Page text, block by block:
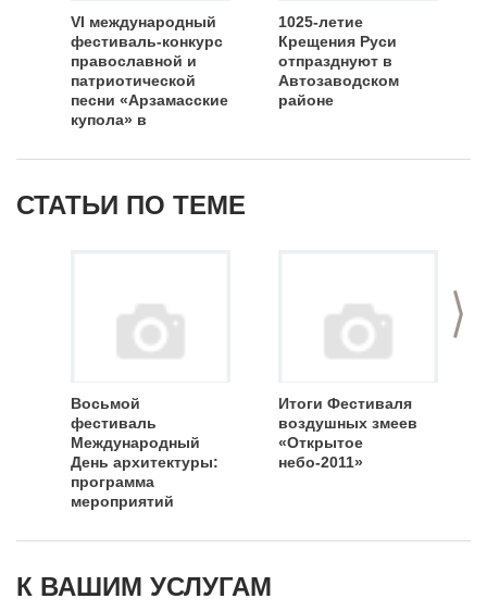
VI международный
фестиваль-конкурс
православной и
патриотической
песни «Арзамасские
купола» в
области
1025-летие
Крещения Руси
отпразднуют в
Автозаводском
районе
СТАТЬИ ПО ТЕМЕ
>
Восьмой
фестиваль
Международный
День архитектуры:
программа
мероприятий
Итоги Фестиваля
воздушных змеев
«Открытое
небо-2011»
К ВАШИМ УСЛУГАМ